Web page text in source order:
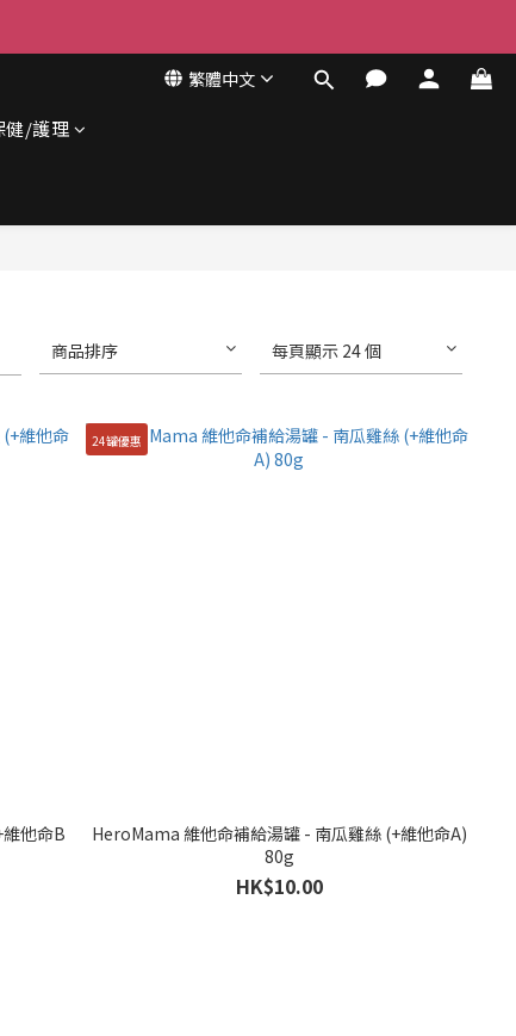
繁體中文
健/護理
商品排序 每頁顯示 24 個
他命B
24罐優惠
HeroMama 維他命補給湯罐 - 南瓜雞絲 (+維他命A)
80g
HK$10.00